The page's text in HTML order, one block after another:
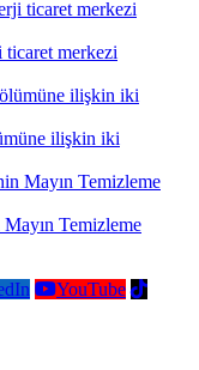
ticaret merkezi
ilişkin iki
Temizleme
YouTube